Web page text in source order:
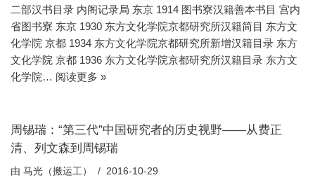
二部汉书目录 内阁记录局 东京 1914 图书寮汉籍善本书目 宫内
省图书寮 东京 1930 东方文化学院京都研究所汉籍简目 东方文
化学院 京都 1934 东方文化学院京都研究所新增汉籍目录 东方
文化学院 京都 1936 东方文化学院京都研究所汉籍目录 东方文
化学院… 阅读更多 »
周锡瑞：“第三代”中国研究者的历史视野——从费正
清、列文森到周锡瑞
由 马光（搬运工） 2016-10-29